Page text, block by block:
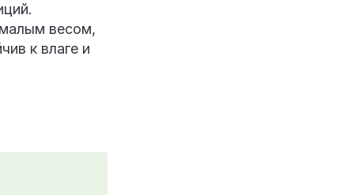
малым весом,
к влаге и